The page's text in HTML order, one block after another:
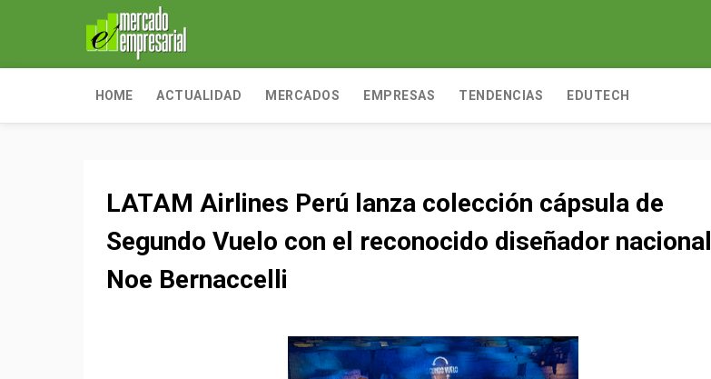
HOME ACTUALIDAD MERCADOS EMPRESAS TENDENCIAS EDUTECH
LATAM Airlines Perú lanza colección cápsula de
Segundo Vuelo con el reconocido diseñador nacional
Noe Bernaccelli